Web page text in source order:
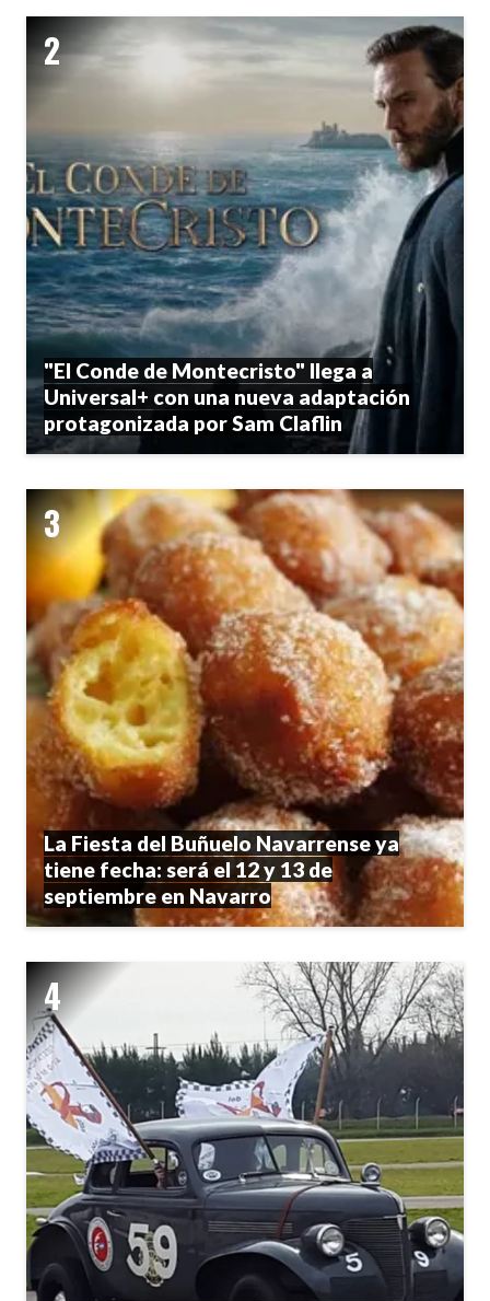
"El Conde de Montecristo" llega a
Universal+ con una nueva adaptación
protagonizada por Sam Claflin
La Fiesta del Buñuelo Navarrense ya
tiene fecha: será el 12 y 13 de
septiembre en Navarro